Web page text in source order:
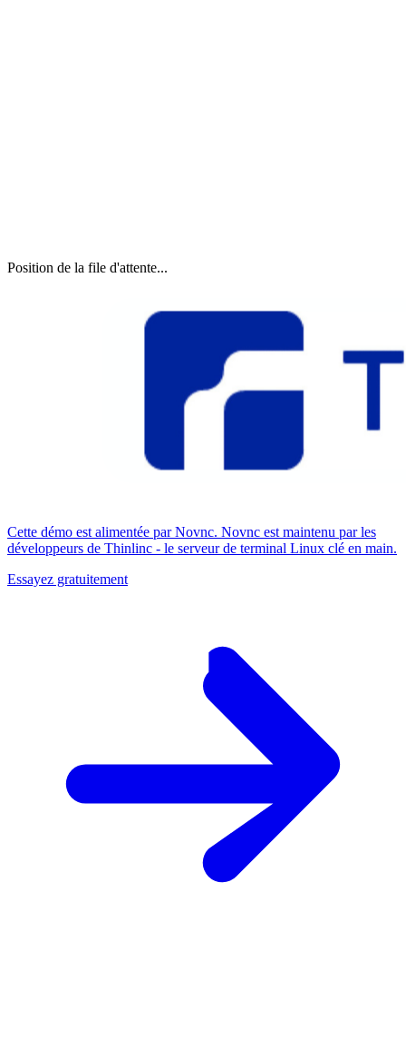
Position de la file d'attente...
Cette démo est alimentée par Novnc. Novnc est maintenu par les
développeurs de Thinlinc - le serveur de terminal Linux clé en main.
Essayez gratuitement